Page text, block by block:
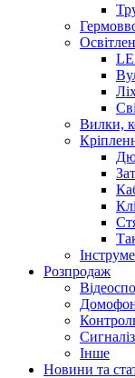
Вилки,
Розпродаж
Інше
Новини та